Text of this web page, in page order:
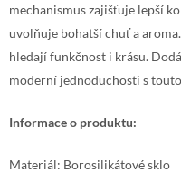
mechanismus zajišťuje lepší
uvolňuje bohatší chuť a
hledají funkčnost i krásu.
moderní jednoduchosti s
Informace o produktu:
Materiál: Borosilikátové sklo